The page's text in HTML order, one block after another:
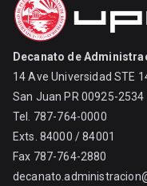
Decanato de
14 Ave Universidad STE
San Juan PR 00925-2534
Tel. 787-764-0000
Exts. 84000 / 84001
Fax 787-764-2880